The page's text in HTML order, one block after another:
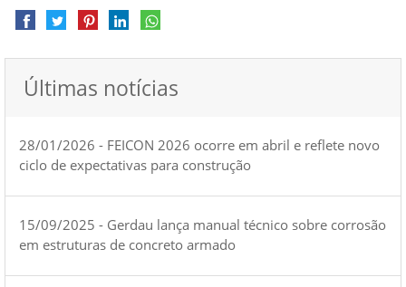
Últimas notícias
28/01/2026 - FEICON 2026 ocorre em abril e reflete novo
ciclo de expectativas para construção
15/09/2025 - Gerdau lança manual técnico sobre corrosão
em estruturas de concreto armado